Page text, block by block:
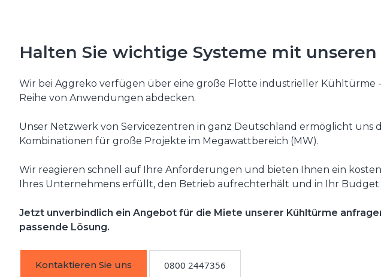
Halten Sie wichtige Systeme mit
Wir bei Aggreko verfügen über eine große Flotte industrieller Kühltürme
Reihe von Anwendungen abdecken.
Unser Netzwerk von Servicezentren in ganz Deutschland ermöglicht
Kombinationen für große Projekte im Megawattbereich (MW).
Wir reagieren schnell auf Ihre Anforderungen und bieten Ihnen ein
Ihres Unternehmens erfüllt, den Betrieb aufrechterhält und in Ihr Budget
Jetzt unverbindlich ein Angebot für die Miete unserer Kühltürme
passende Lösung.
Kontaktieren Sie uns 0800 2447356